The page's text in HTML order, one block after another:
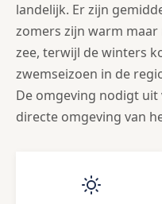
landelijk. Er zijn
zomers zijn warm
zee, terwijl de winters
zwemseizoen in de
De omgeving nodigt
directe omgeving van